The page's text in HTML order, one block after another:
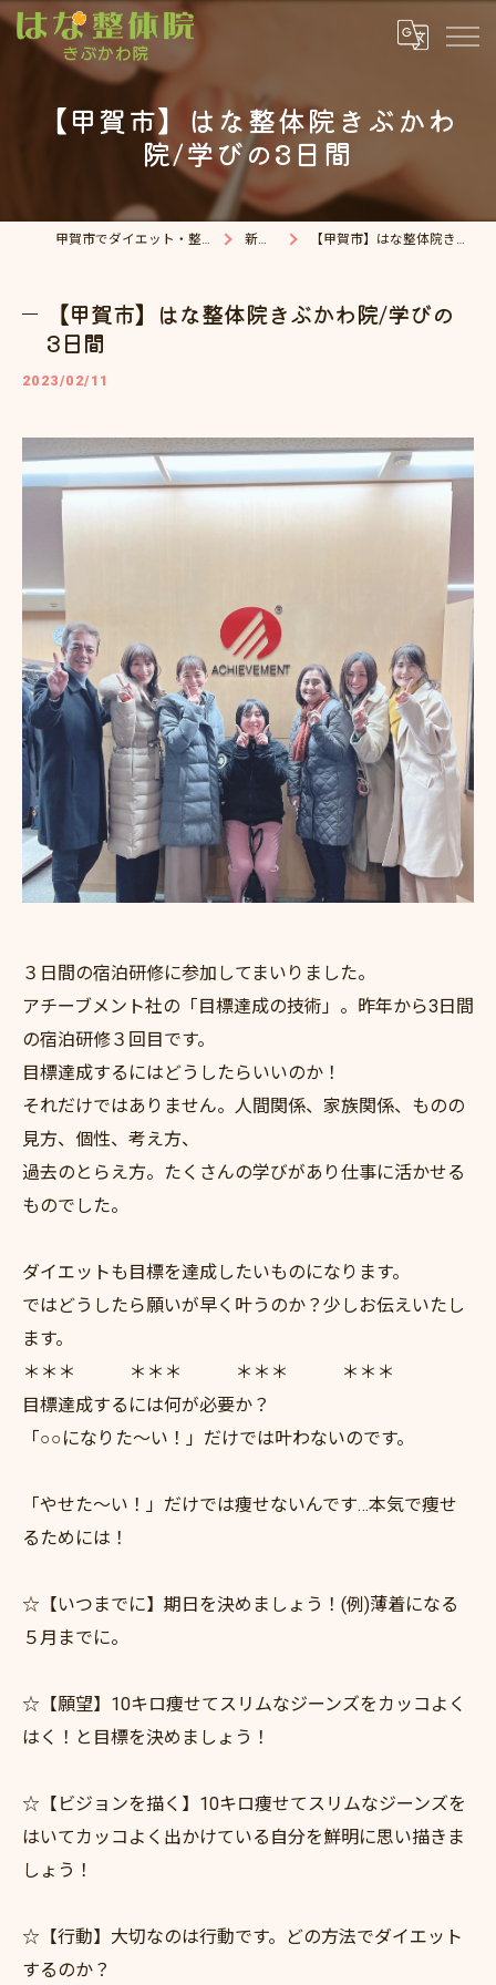
【甲賀市】はな整体院きぶかわ
院/学びの3日間
甲賀市でダイエット・整体院ならはな整体院 新着情報 【甲賀市】はな整体院きぶかわ院/学びの3日間
【甲賀市】はな整体院きぶかわ院/学びの
3日間
2023/02/11
３日間の宿泊研修に参加してまいりました。
アチーブメント社の「目標達成の技術」。昨年から3日間
の宿泊研修３回目です。
目標達成するにはどうしたらいいのか！
それだけではありません。人間関係、家族関係、ものの
見方、個性、考え方、
過去のとらえ方。たくさんの学びがあり仕事に活かせる
ものでした。
ダイエットも目標を達成したいものになります。
ではどうしたら願いが早く叶うのか？少しお伝えいたし
ます。
＊＊＊ ＊＊＊ ＊＊＊ ＊＊＊
目標達成するには何が必要か？
「○○になりた～い！」だけでは叶わないのです。
「やせた～い！」だけでは痩せないんです…本気で痩せ
るためには！
☆【いつまでに】期日を決めましょう！(例)薄着になる
５月までに。
☆【願望】10キロ痩せてスリムなジーンズをカッコよく
はく！と目標を決めましょう！
☆【ビジョンを描く】10キロ痩せてスリムなジーンズを
はいてカッコよく出かけている自分を鮮明に思い描きま
しょう！
☆【行動】大切なのは行動です。どの方法でダイエット
するのか？